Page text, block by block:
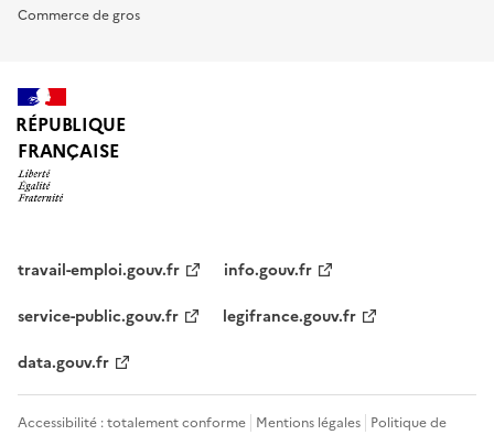
Commerce de gros
RÉPUBLIQUE
FRANÇAISE
travail-emploi.gouv.fr
info.gouv.fr
service-public.gouv.fr
legifrance.gouv.fr
data.gouv.fr
Accessibilité : totalement conforme Mentions légales Politique de